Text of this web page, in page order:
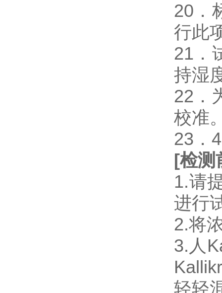
20．
行此
21．
持湿
22．
校准
23．
[检测
1.请
进行
2.将
3.人
轻轻